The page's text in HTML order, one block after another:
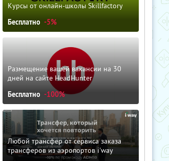
Курсы от онлайн-школы Skillfactory
Бесплатно -5%
Размещение вашей вакансии на 30
дней на сайте HeadHunter
Бесплатно -100%
Любой трансфер от сервиса заказа
трансферов из аэропортов i'way